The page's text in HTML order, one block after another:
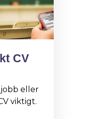
CV
eller
viktigt.